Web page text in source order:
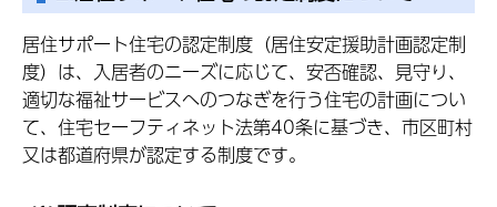
居住サポート住宅の認定制度（居住安定援助計画認定制
度）は、入居者のニーズに応じて、安否確認、見守り、
適切な福祉サービスへのつなぎを行う住宅の計画につい
て、住宅セーフティネット法第40条に基づき、市区町村
又は都道府県が認定する制度です。